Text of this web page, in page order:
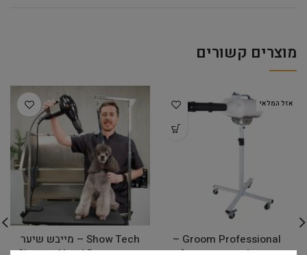
מוצרים קשורים
אזל המלאי
Groom Professional –
Show Tech – מייבש שיער